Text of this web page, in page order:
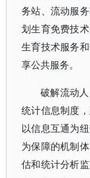
务站、流动服
划生育免费技
生育技术服务
享公共服务。
破解流动
统计信息制度
以信息互通为
为保障的机制
估和统计分析